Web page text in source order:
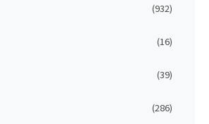
(932)
(16)
(39)
(286)